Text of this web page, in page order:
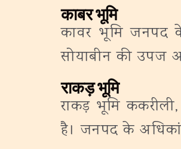
काबर भूमि
कावर भूमि जनपद
सोयाबीन की उपज
राकड़ भूमि
राकड़ भूमि
है। जनपद के